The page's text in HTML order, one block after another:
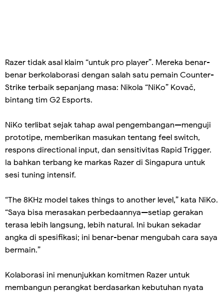
Razer tidak asal klaim “untuk pro player”. Mereka benar-
benar berkolaborasi dengan salah satu pemain Counter-
Strike terbaik sepanjang masa: Nikola “NiKo” Kovač,
bintang tim G2 Esports.
NiKo terlibat sejak tahap awal pengembangan—menguji
prototipe, memberikan masukan tentang feel switch,
respons directional input, dan sensitivitas Rapid Trigger.
Ia bahkan terbang ke markas Razer di Singapura untuk
sesi tuning intensif.
“The 8KHz model takes things to another level,” kata NiKo.
“Saya bisa merasakan perbedaannya—setiap gerakan
terasa lebih langsung, lebih natural. Ini bukan sekadar
angka di spesifikasi; ini benar-benar mengubah cara saya
bermain.”
Kolaborasi ini menunjukkan komitmen Razer untuk
membangun perangkat berdasarkan kebutuhan nyata